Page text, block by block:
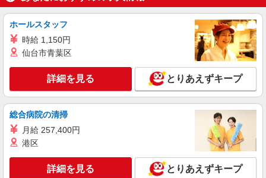
パート
サミットストア 下倉田店
スーパー店内試食宣伝販売スタッフ
■サミットストア 下倉田店 神奈川県横浜市
戸塚区下倉田町1883
キープ 詳細を見る
パート
サミットストア 下倉田店
スーパー店内総菜スタッフ
時給1225円〜1300円（経験や業務内容によ
ホールスタッフ
時給 1,150円
仙台市青葉区
詳細を見る とりあえずキープ
総合病院の清掃
月給 257,400円
港区
詳細を見る とりあえずキープ